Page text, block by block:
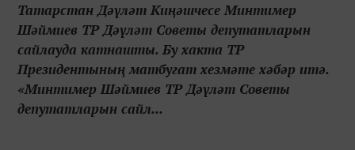
Татарстан Дәүләт Киңәшчесе Минтимер
Шәймиев ТР Дәүләт Советы депутатларын
сайлауда катнашты. Бу хакта ТР
Президентының матбугат хезмәте хәбәр итә.
«Минтимер Шәймиев ТР Дәүләт Советы
депутатларын сайл...